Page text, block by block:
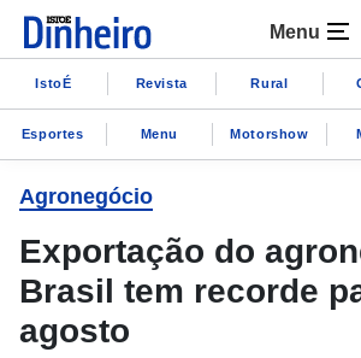
Menu
IstoÉ Revista Rural
Esportes Menu Motorshow
Agronegócio
Exportação do
Brasil tem recorde
agosto